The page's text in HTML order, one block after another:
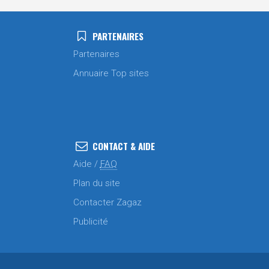
PARTENAIRES
Partenaires
Annuaire Top sites
CONTACT & AIDE
Aide / FAQ
Plan du site
Contacter Zagaz
Publicité